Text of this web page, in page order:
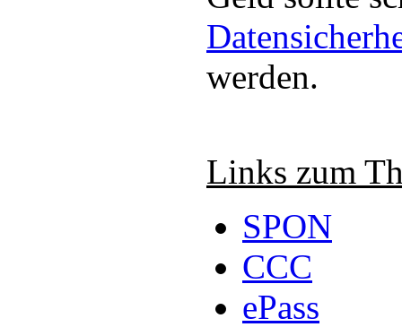
werden.
Links zum
SPON
CCC
ePass